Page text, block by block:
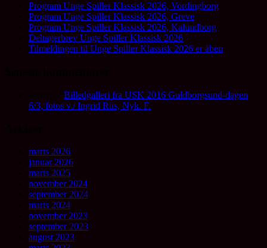
Program Unge Spiller Klassisk 2026, Vordingborg
Program Unge Spiller Klassisk 2026, Greve
Program Unge Spiller Klassisk 2026, Kalundborg
Deltagerbrev Unge Spiller Klassisk 2026
Tilmeldingen til Unge Spiller Klassisk 2026 er åben
Billedgalleri fra USK 2016 Guldborgsund-dagen
6/3, fotos v./ Ingrid Riis, Nyk. F.
marts 2026
januar 2026
marts 2025
november 2024
september 2024
marts 2024
november 2023
september 2023
august 2023